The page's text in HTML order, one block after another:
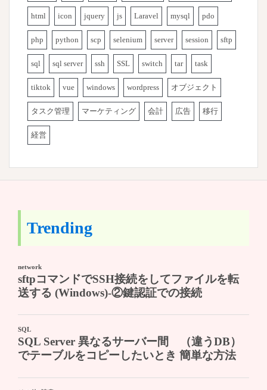
html icon jquery js Laravel mysql pdo
php python scp selenium server session sftp
sql sql server ssh SSL switch tar task
tiktok vue windows wordpress オブジェクト
タスク管理 マーケティング 会計 広告 移行
経営
Trending